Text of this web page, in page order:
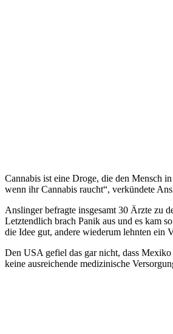
Cannabis ist eine Droge, die den Mensch
wenn ihr Cannabis raucht“, verkündete
Anslinger befragte insgesamt 30 Ärzte zu
Letztendlich brach Panik aus und es kam
die Idee gut, andere wiederum lehnten ein
Den USA gefiel das gar nicht, dass
keine ausreichende medizinische